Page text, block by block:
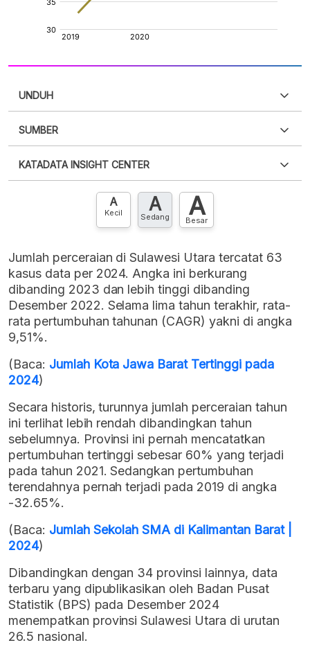
UNDUH
XLS
SUMBER
punya akun?Silakan Daftar sekarang
KATADATA INSIGHT CENTER
Hubungi sekarang »
A
Kecil A
Sedang A
Besar
Jumlah perceraian di Sulawesi Utara tercatat 63
kasus data per 2024. Angka ini berkurang
dibanding 2023 dan lebih tinggi dibanding
Desember 2022. Selama lima tahun terakhir, rata-
rata pertumbuhan tahunan (CAGR) yakni di angka
9,51%.
(Baca: Jumlah Kota Jawa Barat Tertinggi pada
2024)
Secara historis, turunnya jumlah perceraian tahun
ini terlihat lebih rendah dibandingkan tahun
sebelumnya. Provinsi ini pernah mencatatkan
pertumbuhan tertinggi sebesar 60% yang terjadi
pada tahun 2021. Sedangkan pertumbuhan
terendahnya pernah terjadi pada 2019 di angka
-32.65%.
(Baca: Jumlah Sekolah SMA di Kalimantan Barat |
2024)
Dibandingkan dengan 34 provinsi lainnya, data
terbaru yang dipublikasikan oleh Badan Pusat
Statistik (BPS) pada Desember 2024
menempatkan provinsi Sulawesi Utara di urutan
26.5 nasional.